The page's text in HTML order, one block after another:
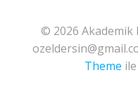
© 2026 Akademik
Theme